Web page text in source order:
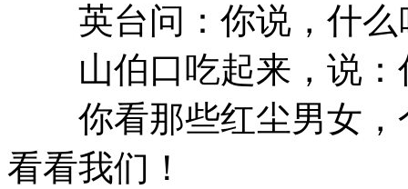
英台问：你说，什么
山伯口吃起来，说
你看那些红尘男女，
看看我们！